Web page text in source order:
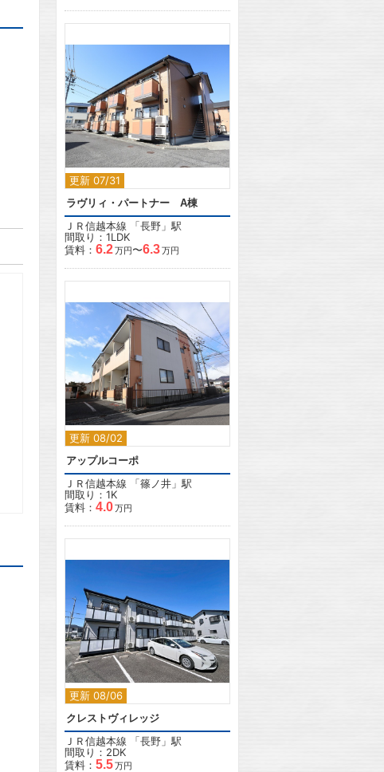
更新 07/31
2
ラヴリィ・パートナー A棟
ＪＲ信越本線 「長野 」駅
間取り：1LDK
賃料： 6.2万円〜6.3万円
更新 08/02
2
アップルコーポ
ＪＲ信越本線 「篠ノ井 」駅
間取り：1K
賃料： 4.0万円
更新 08/06
2
クレストヴィレッジ
ＪＲ信越本線 「長野 」駅
間取り：2DK
賃料： 5.5万円